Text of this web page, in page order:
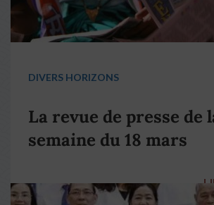
DIVERS HORIZONS
La revue de presse de
semaine du 18 mars